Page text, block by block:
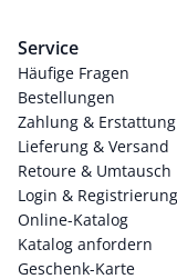
Service
Häufige Fragen
Bestellungen
Zahlung & Erstattung
Lieferung & Versand
Retoure & Umtausch
Login & Registrierung
Online-Katalog
Katalog anfordern
Geschenk-Karte